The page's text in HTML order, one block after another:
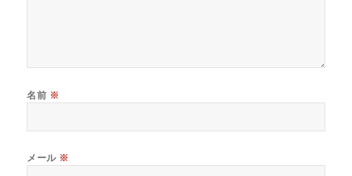
名前 ※
メール ※